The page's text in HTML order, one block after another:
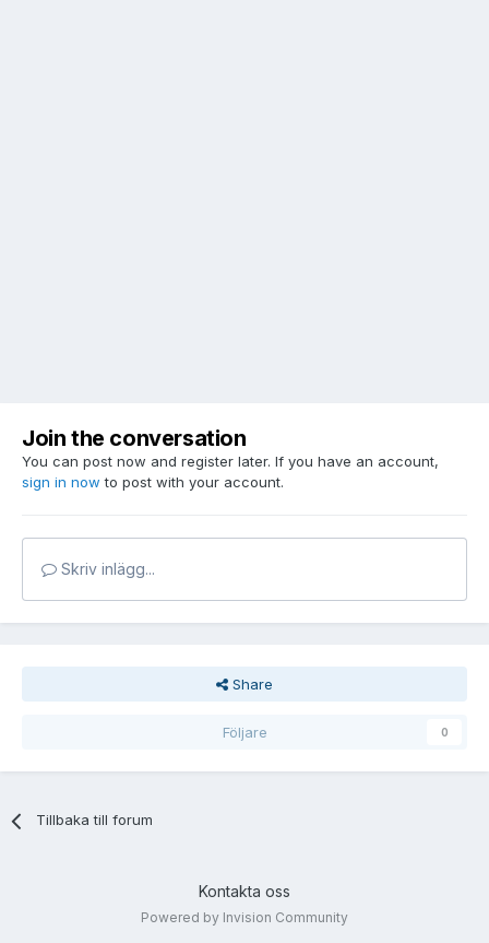
Join the conversation
You can post now and register later. If you have an account,
sign in now to post with your account.
Skriv inlägg...
Share
Följare 0
Tillbaka till forum
Kontakta oss
Powered by Invision Community